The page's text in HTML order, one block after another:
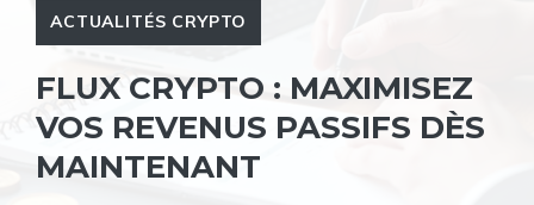
ACTUALITÉS CRYPTO
FLUX CRYPTO : MAXIMISEZ
VOS REVENUS PASSIFS DÈS
MAINTENANT